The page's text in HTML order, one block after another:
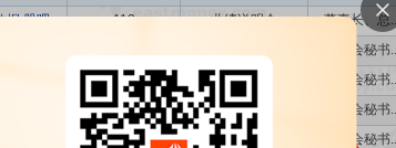
据 股吧 113 业绩说明会 董事长、总
董事会秘书
37 特定对象调研... 董事会秘书
112 特定对象调研... 董事会秘书
171 特定对象调研... 董事会秘书